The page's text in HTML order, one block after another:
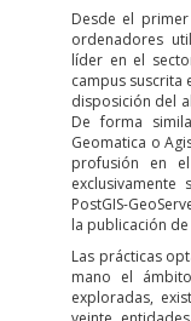
Desde el
ordenadores
líder en el
campus suscrita
disposición del
De forma
Geomatica o
profusión en
exclusivamente
PostGIS-
la publicación
Las prácticas
mano el
exploradas,